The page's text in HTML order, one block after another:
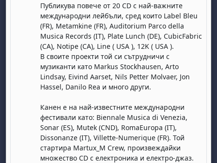
Публикува повече от 20 CD с най-важните
международни лейбъли, сред които Label Bleu
(FR), Metamkine (FR), Auditorium Parco della
Musica Records (IT), Plate Lunch (DE), CubicFabric
(CA), Notipe (CA), Line ( USA ), 12K ( USA ).
В своите проекти той си сътрудничи с
музиканти като Markus Stockhausen, Arto
Lindsay, Eivind Aarset, Nils Petter Molvaer, Jon
Hassel, Danilo Rea и много други.
Канен е на най-известните международни
фестивали като: Biennale Musica di Venezia,
Sonar (ES), Mutek (CND), RomaEuropa (IT),
Dissonanze (IT), Villette-Numerique (FR). Той
стартира Martux_M Crew, произвеждайки
множество CD с електроника и електро-джаз.